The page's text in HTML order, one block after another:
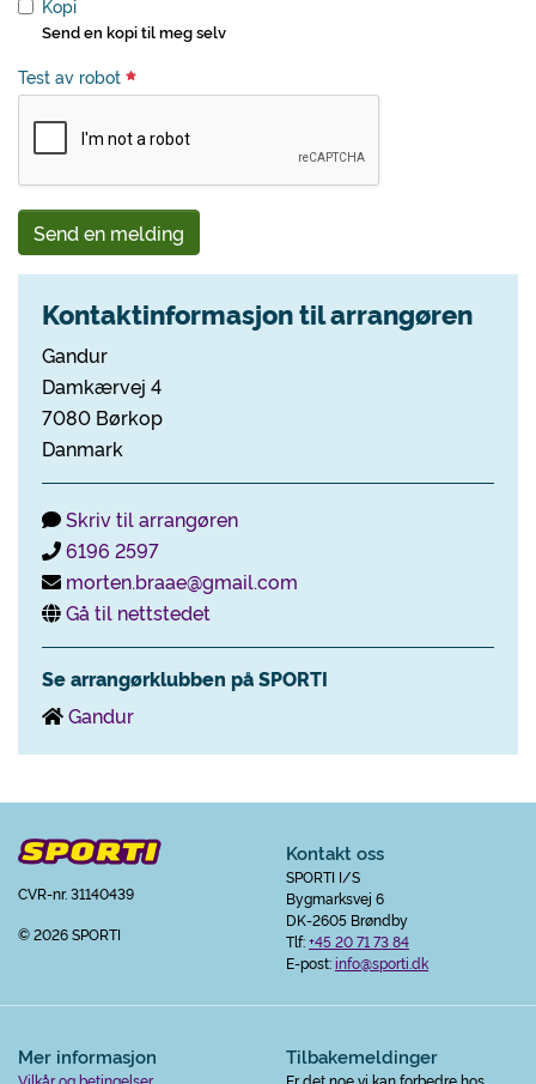
Kopi
Send en kopi til meg selv
Test av robot
Send en melding
Kontaktinformasjon til arrangøren
Gandur
Damkærvej 4
7080 Børkop
Danmark
Skriv til arrangøren
6196 2597
morten.braae@gmail.com
Gå til nettstedet
Se arrangørklubben på SPORTI
Gandur
CVR-nr. 31140439
© 2026 SPORTI
Kontakt oss
SPORTI I/S
Bygmarksvej 6
DK-2605 Brøndby
Tlf:+45 20 71 73 84
E-post:info@sporti.dk
Mer informasjon
Vilkår og betingelser
Tilbakemeldinger
Er det noe vi kan forbedre hos